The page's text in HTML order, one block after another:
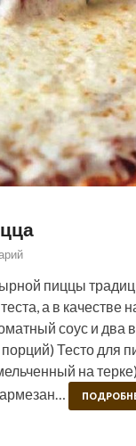
пиццы
а в качестве
соус и два
Тесто для
на